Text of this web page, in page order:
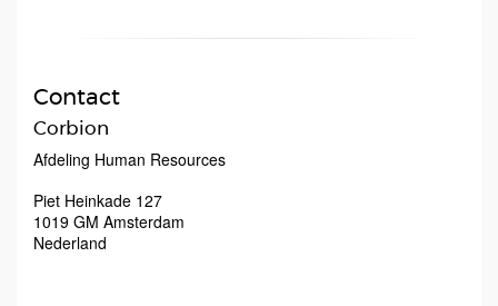
Contact
Corbion
Afdeling Human Resources
Piet Heinkade 127
1019 GM Amsterdam
Nederland